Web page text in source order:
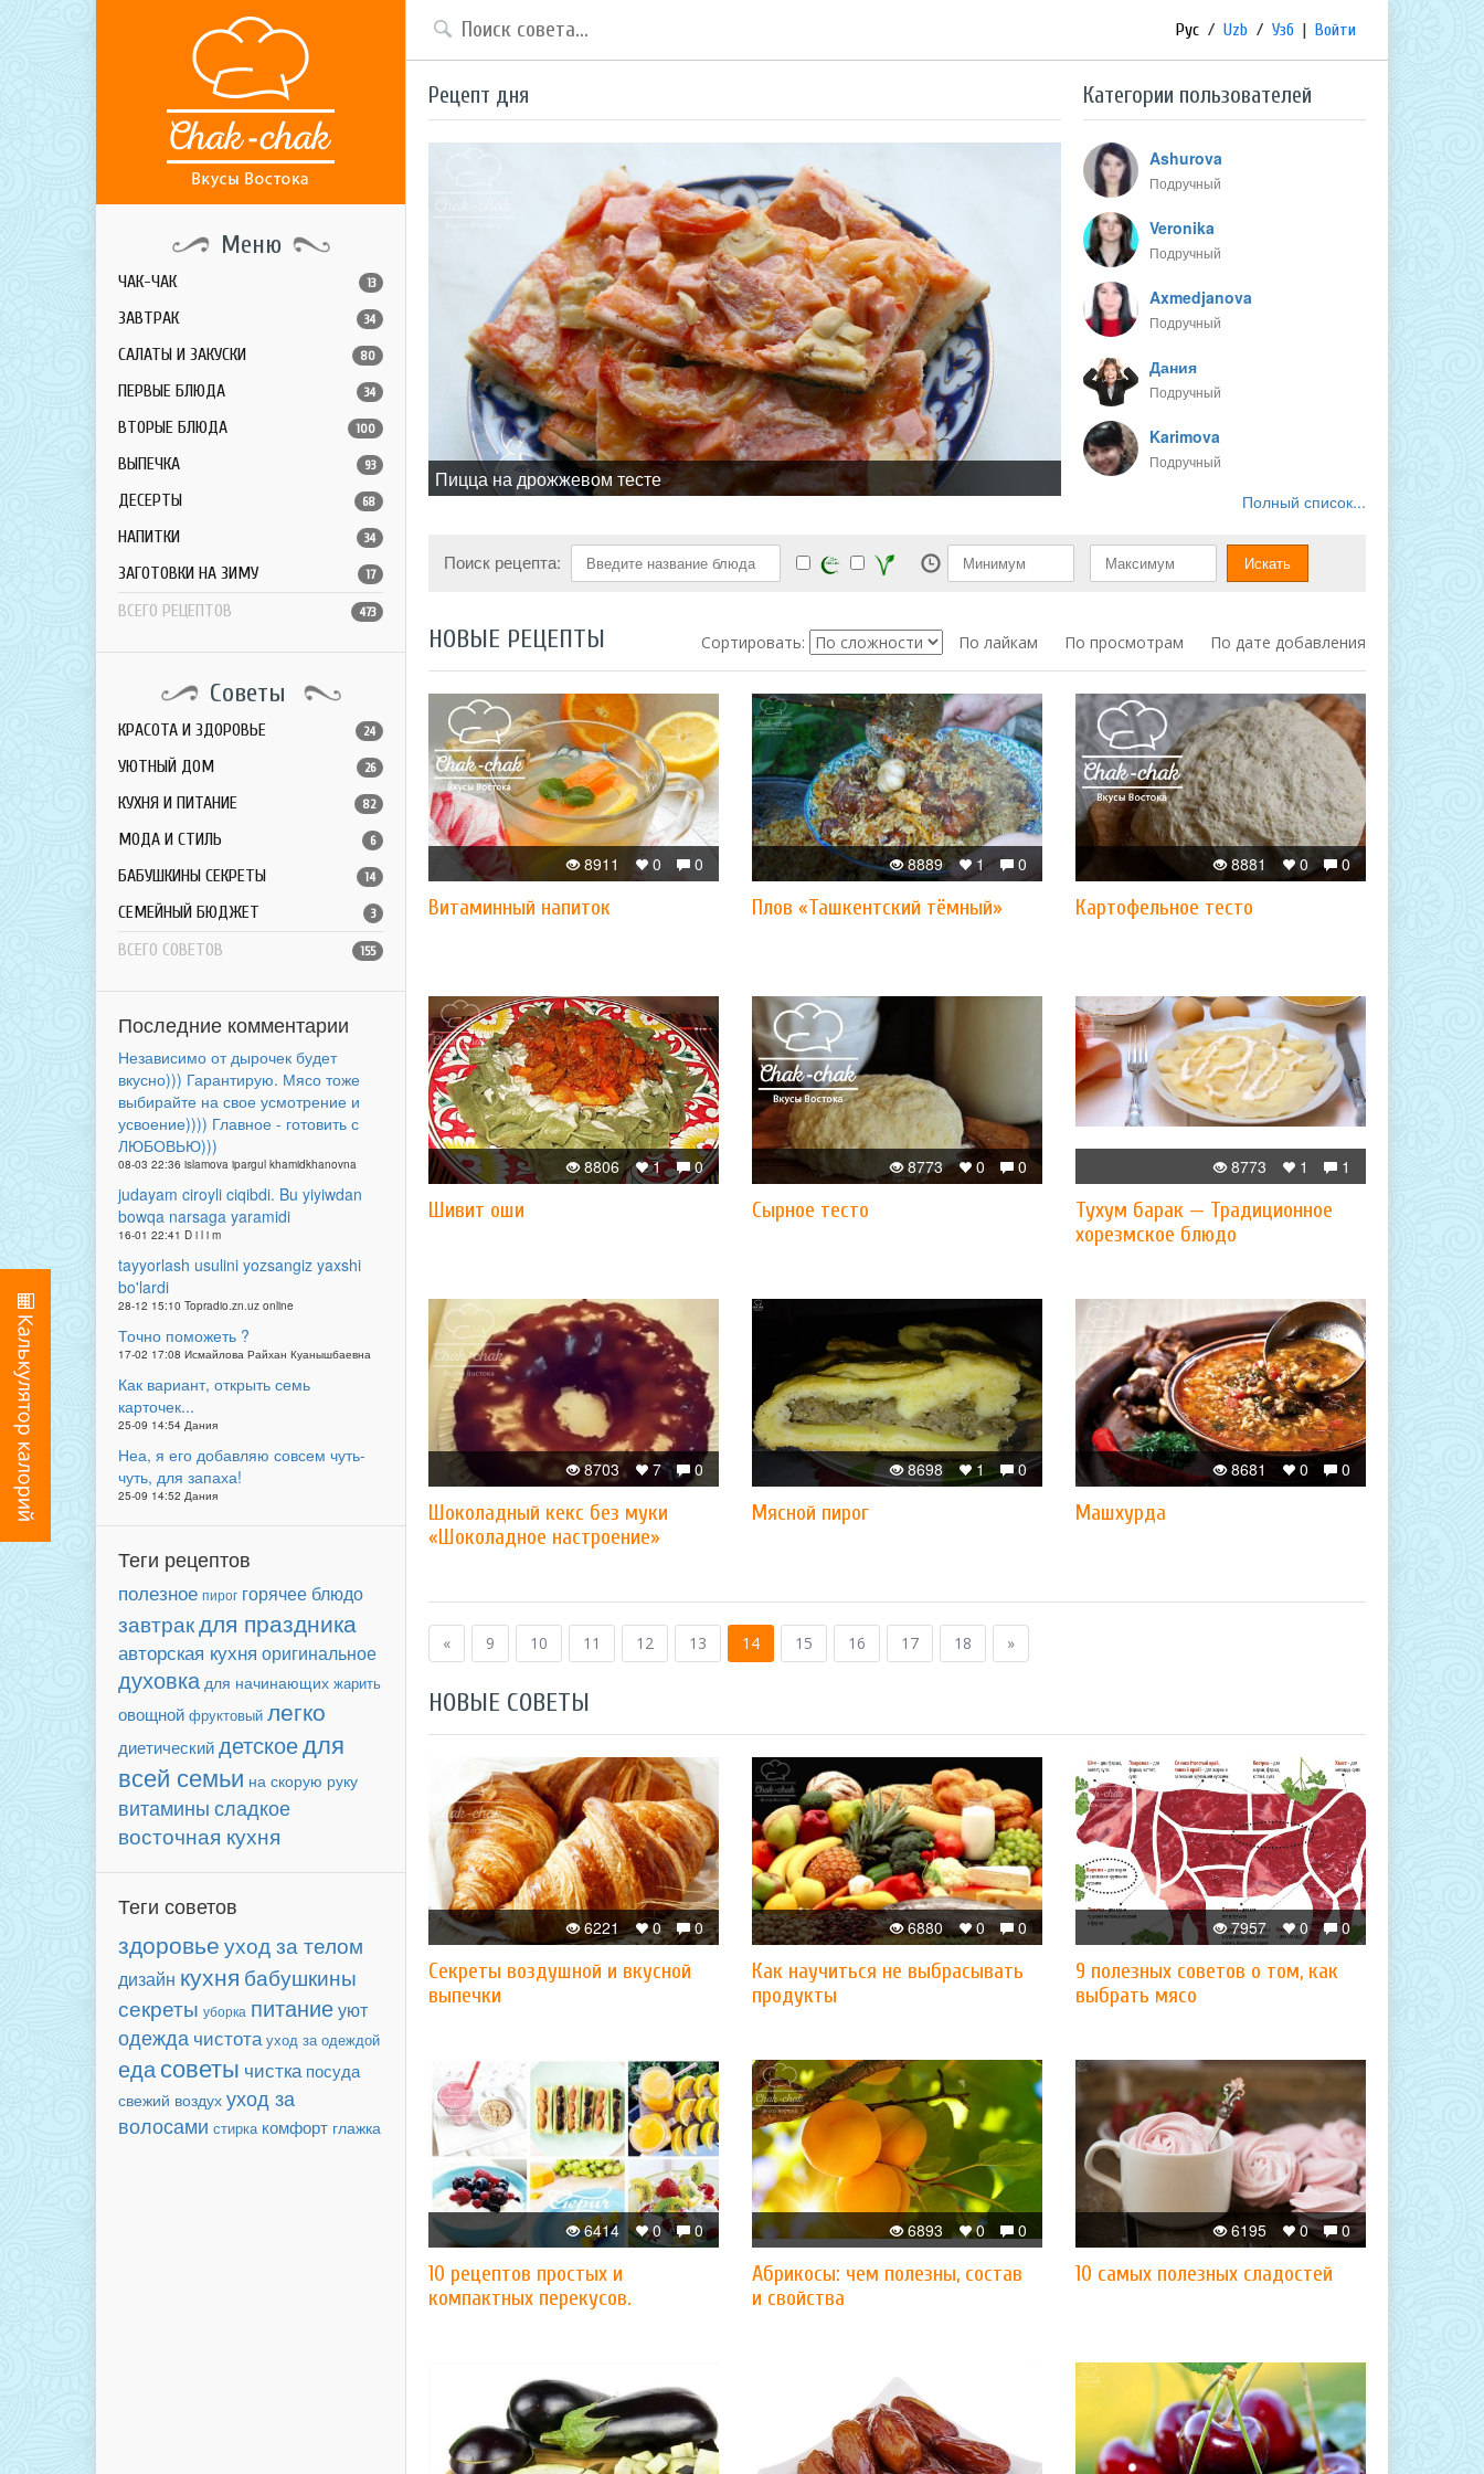
Меню
ЧАК-ЧАК 13
ЗАВТРАК 34
САЛАТЫ И ЗАКУСКИ 80
ПЕРВЫЕ БЛЮДА 34
ВТОРЫЕ БЛЮДА 100
ВЫПЕЧКА 93
ДЕСЕРТЫ 68
НАПИТКИ 34
ЗАГОТОВКИ НА ЗИМУ 17
ВСЕГО РЕЦЕПТОВ 473
Советы
КРАСОТА И ЗДОРОВЬЕ 24
УЮТНЫЙ ДОМ 26
КУХНЯ И ПИТАНИЕ 82
МОДА И СТИЛЬ 6
БАБУШКИНЫ СЕКРЕТЫ 14
СЕМЕЙНЫЙ БЮДЖЕТ 3
ВСЕГО СОВЕТОВ 155
Последние комментарии
Независимо от дырочек будет
вкусно))) Гарантирую. Мясо тоже
выбирайте на свое усмотрение и
усвоение)))) Главное - готовить с
ЛЮБОВЬЮ)))
08-03 22:36 islamova ipargul khamidkhanovna
judayam ciroyli ciqibdi. Bu yiyiwdan
bowqa narsaga yaramidi
16-01 22:41 D i l i m
tayyorlash usulini yozsangiz yaxshi
bo'lardi
28-12 15:10 Topradio.zn.uz online
Точно поможеть ?
17-02 17:08 Исмайлова Райхан Куанышбаевна
Как вариант, открыть семь
карточек...
25-09 14:54 Дания
Неа, я его добавляю совсем чуть-
чуть, для запаха!
25-09 14:52 Дания
Теги рецептов
полезное пирог горячее блюдо
завтракдля праздника
авторская кухня оригинальное
духовка для начинающих жарить
овощной фруктовый легко
диетическийдетскоедля
всей семьи на скорую руку
витамины сладкое
восточная кухня
Теги советов
здоровьеуход за телом
дизайн кухня бабушкины
секреты уборка питаниеуют
одежда чистота уход за одеждой
едасоветы чистка посуда
свежий воздух уход за
волосами стирка комфорт глажка
Рус / Uzb / Узб | Войти
Рецепт дня
Пицца на дрожжевом тесте
Категории пользователей
Ashurova
Подручный
Veronika
Подручный
Axmedjanova
Подручный
Дания
Подручный
Karimova
Подручный
Полный список...
Поиск рецепта:
НОВЫЕ РЕЦЕПТЫ Сортировать: По лайкам По просмотрам По дате добавления
0
0
8911
Витаминный напиток
0
1
8889
Плов «Ташкентский тёмный»
0
0
8881
Картофельное тесто
0
1
8806
Шивит оши
0
0
8773
Сырное тесто
1
1
8773
Тухум барак — Традиционное
хорезмское блюдо
0
7
8703
Шоколадный кекс без муки
«Шоколадное настроение»
0
1
8698
Мясной пирог
0
0
8681
Машхурда
« 9 10 11 12 13 14 15 16 17 18 »
НОВЫЕ СОВЕТЫ
0
0
6221
Секреты воздушной и вкусной
выпечки
0
0
6880
Как научиться не выбрасывать
продукты
0
0
7957
9 полезных советов о том, как
выбрать мясо
0
0
6414
10 рецептов простых и
компактных перекусов.
0
0
6893
Абрикосы: чем полезны, состав
и свойства
0
0
6195
10 самых полезных сладостей